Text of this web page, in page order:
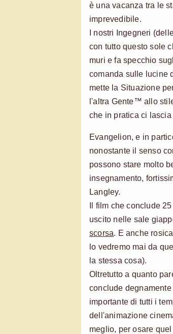
è una vacanza tra le
imprevedibile.
I nostri Ingegneri
con tutto questo sole
muri e fa specchio
comanda sulle lucine
mette la Situazione
l'altra Gente™ allo
che in pratica ci
Evangelion, e in
nonostante il senso
possono stare molto
insegnamento,
Langley.
Il film che conclude
uscito nelle sale
scorsa. E anche
lo vedremo mai da
la stessa cosa).
Oltretutto a quanto
conclude
importante di tutti i
dell'animazione
meglio, per osare